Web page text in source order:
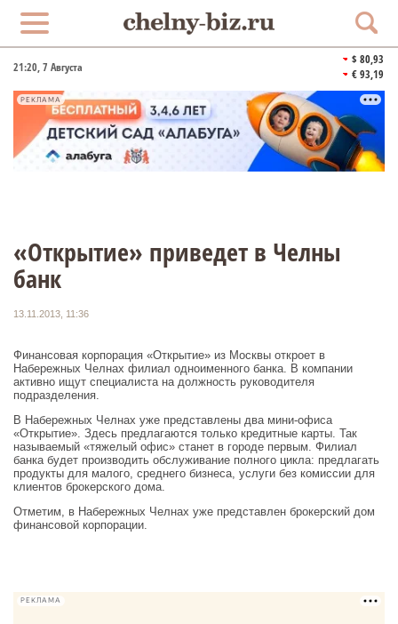
21:20, 7 Августа
$ 80,93
€ 93,19
РЕКЛАМА
«Открытие» приведет в Челны
банк
13.11.2013, 11:36
Финансовая корпорация «Открытие» из Москвы откроет в
Набережных Челнах филиал одноименного банка. В компании
активно ищут специалиста на должность руководителя
подразделения.
В Набережных Челнах уже представлены два мини-офиса
«Открытие». Здесь предлагаются только кредитные карты. Так
называемый «тяжелый офис» станет в городе первым. Филиал
банка будет производить обслуживание полного цикла: предлагать
продукты для малого, среднего бизнеса, услуги без комиссии для
клиентов брокерского дома.
Отметим, в Набережных Челнах уже представлен брокерский дом
финансовой корпорации.
РЕКЛАМА